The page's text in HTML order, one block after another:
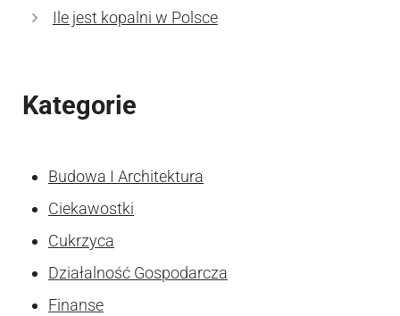
Ile jest kopalni w Polsce
Kategorie
Budowa I Architektura
Ciekawostki
Cukrzyca
Działalność Gospodarcza
Finanse